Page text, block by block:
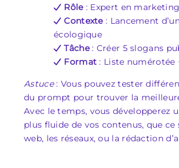
Rôle: Expert en marketing
Contexte: Lancement
écologique
Tâche: Créer 5 slogans
Format : Liste numérotée
Astuce: Vous pouvez tester
du prompt pour trouver la
Avec le temps, vous développerez
plus fluide de vos contenus, que
web, les réseaux, ou la rédaction